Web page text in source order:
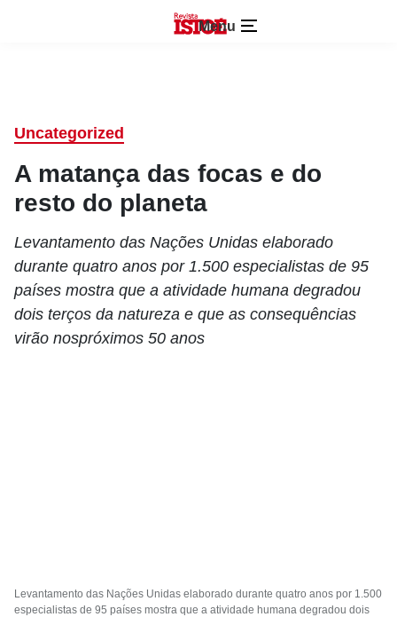
Menu
Uncategorized
A matança das focas e do
resto do planeta
Levantamento das Nações Unidas elaborado
durante quatro anos por 1.500 especialistas de 95
países mostra que a atividade humana degradou
dois terços da natureza e que as consequências
virão nospróximos 50 anos
Levantamento das Nações Unidas elaborado durante quatro anos por 1.500
especialistas de 95 países mostra que a atividade humana degradou dois